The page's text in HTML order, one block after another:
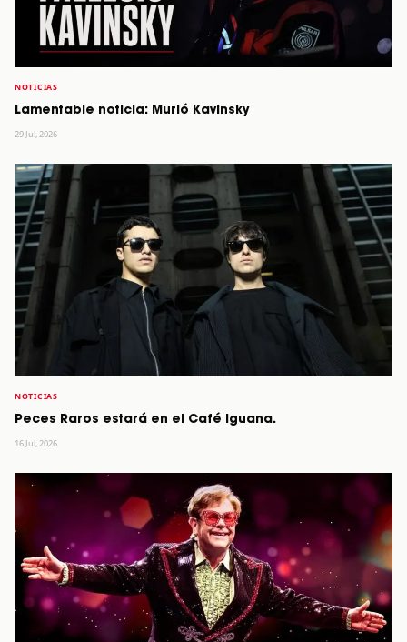
NOTICIAS
Lamentable noticia: Murió Kavinsky
29 Jul, 2026
NOTICIAS
Peces Raros estará en el Café Iguana.
16 Jul, 2026